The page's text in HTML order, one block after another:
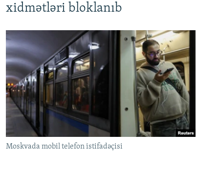
xidmətləri bloklanıb
Moskvada mobil telefon istifadəçisi